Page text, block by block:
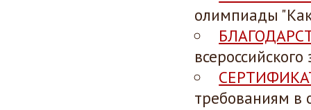
олимпиады
требованиям в